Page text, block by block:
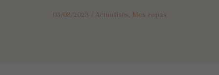
03/08/2023 / Actualités, Mes repas